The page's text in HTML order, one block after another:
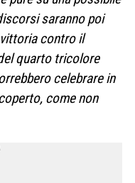
saranno poi
contro il
quarto tricolore
celebrare in
come non